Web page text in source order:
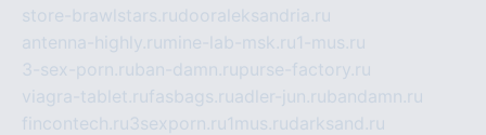
store-brawlstars.rudooraleksandria.ru
antenna-highly.ru mine-lab-msk.ru1-mus.ru
3-sex-porn.ruban-damn.rupurse-factory.ru
viagra-tablet.rufasbags.ruadler-jun.rubandamn.ru
fincontech.ru3sexporn.ru1mus.rudarksand.ru